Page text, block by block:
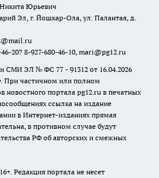
Юрьевич
Эл, г. Йошкар-Ола, ул. Палантая, д.
20? 8-927-680-46-10, mari@pg12.ru
СМИ ЭЛ № ФС 77 - 91312 от 16.04.2026
При частичном или полном
новостного портала pg12.ru в печатных
ссылка на издание
в Интернет-изданиях прямая
в противном случае будут
РФ об авторских и смежных
Редакция портала не несет